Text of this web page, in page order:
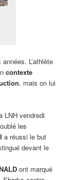
L’athlète
contexte
, mais on lui
LNH vendredi
les
a réussi le but
devant le
ont marqué